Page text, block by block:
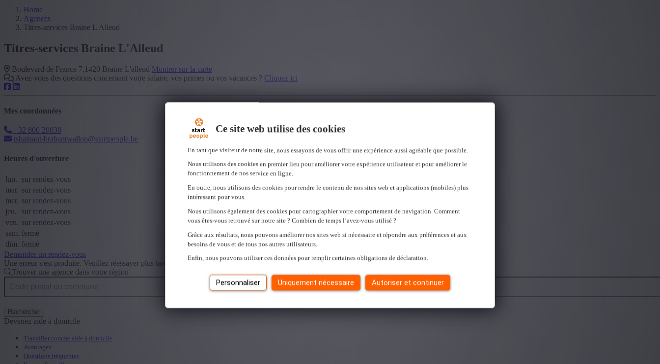
Ce site web utilise des cookies
En tant que visiteur de notre site, nous essayons de vous offrir une expérience aussi agréable que possible.
Nous utilisons des cookies en premier lieu pour améliorer votre expérience utilisateur et pour améliorer le
fonctionnement de nos service en ligne.
En outre, nous utilisons des cookies pour rendre le contenu de nos sites web et applications (mobiles) plus
intéressant pour vous.
Nous utilisons également des cookies pour cartographier votre comportement de navigation. Comment
vous êtes-vous retrouvé sur notre site ? Combien de temps l’avez-vous utilisé ?
Grâce aux résultats, nous pouvons améliorer nos sites web si nécessaire et répondre aux préférences et aux
besoins de vous et de tous nos autres utilisateurs.
Enfin, nous pouvons utiliser ces données pour remplir certaines obligations de déclaration.
Personnaliser Uniquement nécessaire Autoriser et continuer
Home
Agences
Titres-services Braine L'Alleud
Titres-services Braine L'Alleud
Boulevard de France 7,1420 Braine L'alleud Montrer sur la carte
Avez-vous des questions concernant votre salaire, vos primes ou vos vacances ? Cliquez ici
Mes coordonnées
+32 800 20038
tshainaut-brabantwallon@startpeople.be
Heures d'ouverture
lun.
sur rendez-vous
mar. sur rendez-vous
mer. sur rendez-vous
jeu.
sur rendez-vous
ven. sur rendez-vous
sam. fermé
dim. fermé
Demander un rendez-vous
Une erreur s'est produite. Veuillez réessayer plus tard.
Fermer
Trouver une agence dans votre région
Rechercher
Devenez aide à domicile
Travailler comme aide à domicile
Avantages
Questions fréquentes